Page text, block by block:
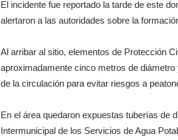
El incidente fue reportado la tarde de este
alertaron a las autoridades sobre la
Al arribar al sitio, elementos de Protección
aproximadamente cinco metros de
de la circulación para evitar riesgos a
En el área quedaron expuestas tuberías de
Intermunicipal de los Servicios de Agua